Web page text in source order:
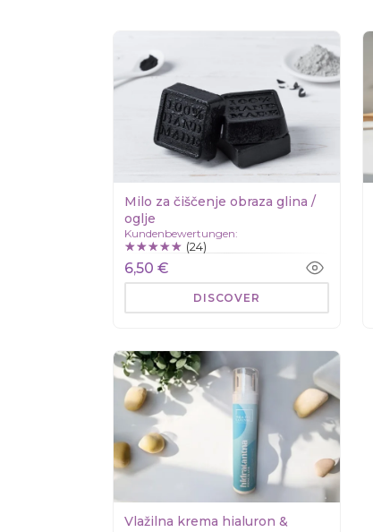
Milo za čiščenje obraza glina /
oglje
Kundenbewertungen:
(24)
6,50 €
DISCOVER
Vlažilna krema hialuron &